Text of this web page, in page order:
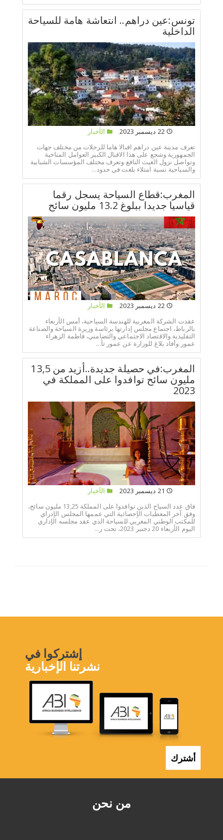
تونس:عين دراهم.. انتعاشة هامة للسياحة
الداخلية
22 ديسمبر 2023
الأخبار
تعرف مدينة عين دراهم اقبالا هاما للرحلات من مختلف جهات
الجمهورية وشجع على هذا الاقبال الكبير العوامل المناخية
وتواصل نزول الغيث النافع.وتعرف مختلف المؤسسات الشبابية
والسياحية نسبة امتلاء بلغت في حدود...
المغرب:قطاع السياحة يسجل رقما
قياسيا جديدا ببلوغ 13.2 مليون سائح
22 ديسمبر 2023
الأخبار
عقدت الشركة المغربية للهندسة السياحية، أمس الأربعاء
بالرباط، اجتماع مجلس إدارتها برئاسة وزيرة السياحة والصناعة
التقليدية والاقتصاد الاجتماعي والتضامني، فاطمة الزهراء
عمور.وأفاد بلاغ للوزارة عن عمور تأ...
المغرب:في حصيلة جديدة..أزيد من 13,5
مليون سائح توافدوا على المملكة في
2023
الأخبار
فاق عدد السياح الذين توافدوا على المملكة 13,25 مليون سائح،
وفق آخر المعطيات الإحصائية التي عممها المجلس الإدراي
للمكتب الوطني المغربي للسياحة الذي عقد مجلسه الإداري
اليوم الأربعاء 20 دجنبر 2023، تحت ر...
من نحن
إشتركوا في
نشرتنا الإخبارية
أشترك